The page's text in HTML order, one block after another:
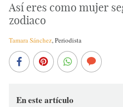
Así eres como mujer
zodiaco
Tamara Sánchez,Periodista
En este artículo